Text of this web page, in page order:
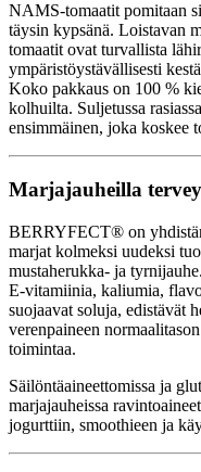
NAMS-tomaatit pomitaan
täysin kypsänä. Loistavan
tomaatit ovat turvallista
ympäristöystävällisesti
Koko pakkaus on 100 %
kolhuilta. Suljetussa
ensimmäinen, joka koskee
Marjajauheilla
BERRYFECT® on
marjat kolmeksi uudeksi
mustaherukka- ja
E-vitamiinia, kaliumia,
suojaavat soluja, edistävät
verenpaineen
toimintaa.
Säilöntäaineettomissa ja
marjajauheissa
jogurttiin, smoothieen ja